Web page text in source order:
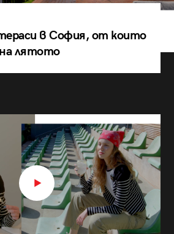
в София, от които
лятото